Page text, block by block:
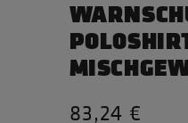
83,24 €